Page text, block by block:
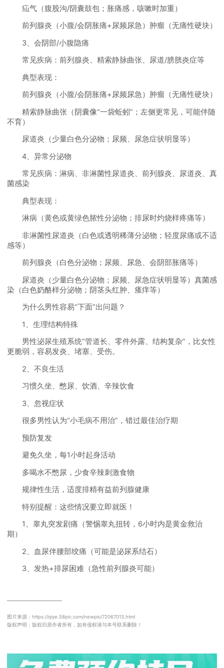
疝气（腹股沟/阴囊鼓包；胀痛感，咳嗽时加重）
前列腺炎（小腹/会阴胀痛+尿频尿急）肿瘤（无痛性硬块）
3、会阴部/小腹隐痛
常见疾病：前列腺炎、精索静脉曲张、尿道/膀胱炎症等
典型表现：
前列腺炎（小腹/会阴胀痛+尿频尿急）肿瘤（无痛性硬块）
精索静脉曲张（阴囊像“一袋蚯蚓”；左侧更常见，可能伴随
不育）
尿道炎（少量白色分泌物；尿频、尿急症状明显等）
4、异常分泌物
常见疾病：淋病、非淋菌性尿道炎、前列腺炎、尿道炎、真
菌感染
典型表现：
淋病（黄色或黄绿色脓性分泌物；排尿时灼烧样疼痛等）
非淋菌性尿道炎（白色或透明稀薄分泌物；轻度尿痛或不适
感等）
前列腺炎（白色分泌物；尿频、尿急、会阴部胀痛等）
尿道炎（少量白色分泌物；尿频、尿急症状明显等）真菌感
染（白色奶酪样分泌物；阴茎头红肿、瘙痒等）
为什么男性容易“下面”出问题？
1、生理结构特殊
男性泌尿生殖系统“管道长、零件外露、结构复杂”，比女性
更脆弱，容易发炎、堵塞、受伤。
2、不良生活
习惯久坐、憋尿、饮酒、辛辣饮食
3、忽视症状
很多男性认为“小毛病不用治”，错过最佳治疗期
预防复发
避免久坐，每1小时起身活动
多喝水不憋尿，少食辛辣刺激食物
规律性生活，适度排精有益前列腺健康
特别提醒：这些情况要立即就医！
1、睾丸突发剧痛（警惕睾丸扭转，6小时内是黄金救治
期）
2、血尿伴腰部绞痛（可能是泌尿系结石）
3、发热+排尿困难（急性前列腺炎可能）
──────────
图片来源：https://qiye.58pic.com/newpic/72067013.html
版权声明：版权归原作者所有，如有侵权请与本号联系删除！